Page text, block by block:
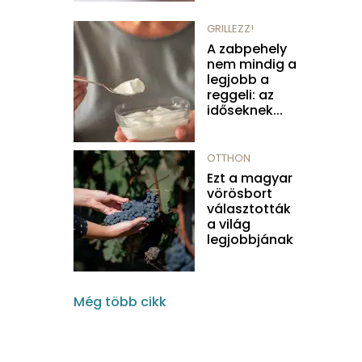
GRILLEZZ!
A zabpehely
nem mindig a
legjobb a
reggeli: az
időseknek...
OTTHON
Ezt a magyar
vörösbort
választották
a világ
legjobbjának
Még több cikk